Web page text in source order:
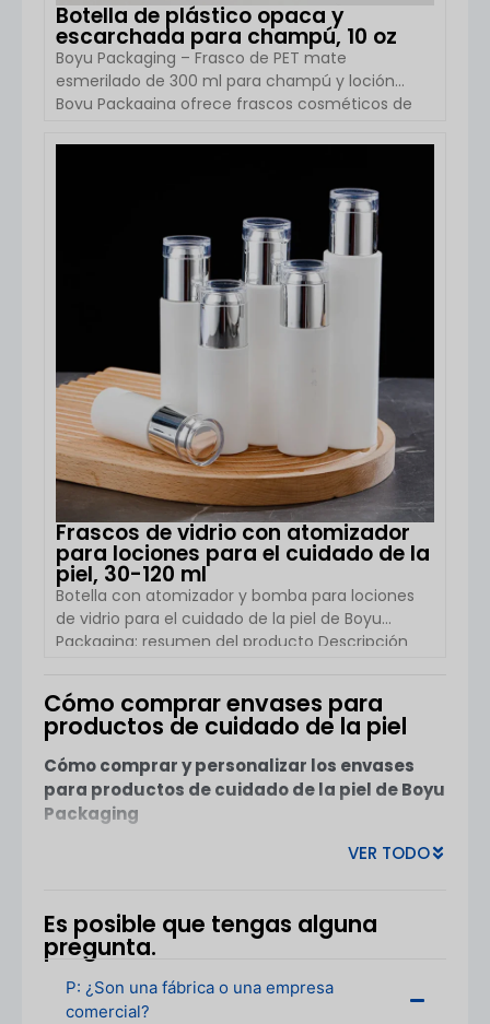
Botella de plástico opaca y
escarchada para champú, 10 oz
Boyu Packaging – Frasco de PET mate
esmerilado de 300 ml para champú y loción
Boyu Packaging ofrece frascos cosméticos de
loción y productos de cuidado personal. Este
ml) con tapón de disco se utiliza ampliamente
tanto para marcas minoristas como para
marcas de marca blanca. Especificaciones del
producto Detalles del artículo Nombre del
producto Frasco de PET para champú […]
Frascos de vidrio con atomizador
para lociones para el cuidado de la
piel, 30-120 ml
Botella con atomizador y bomba para lociones
de vidrio para el cuidado de la piel de Boyu
Packaging: resumen del producto Descripción
soluciones de envasado de alta calidad para el
cuidado de la piel con su botella con atomizador
y bomba para lociones de vidrio, ideal para
productos cosméticos y de cuidado de la piel.
Estas botellas están disponibles en varios
tamaños, lo que garantiza su versatilidad para
diferentes productos para el cuidado de la piel,
como lociones, sueros y aceites. El elegante
VER DETALLES
Cómo comprar envases para
productos de cuidado de la piel
Cómo comprar y personalizar los envases
para productos de cuidado de la piel de Boyu
Packaging
Cantidad mínima de pedido (MOQ)
cuidado de la piel:Cantidad mínima de
pedido desde
5,000 unidades
Frascos y tarros de vidrio para el
cuidado de la piel:
Cantidad mínima de
VER TODO
Es posible que tengas alguna
pregunta.
P: ¿Son una fábrica o una empresa
comercial?